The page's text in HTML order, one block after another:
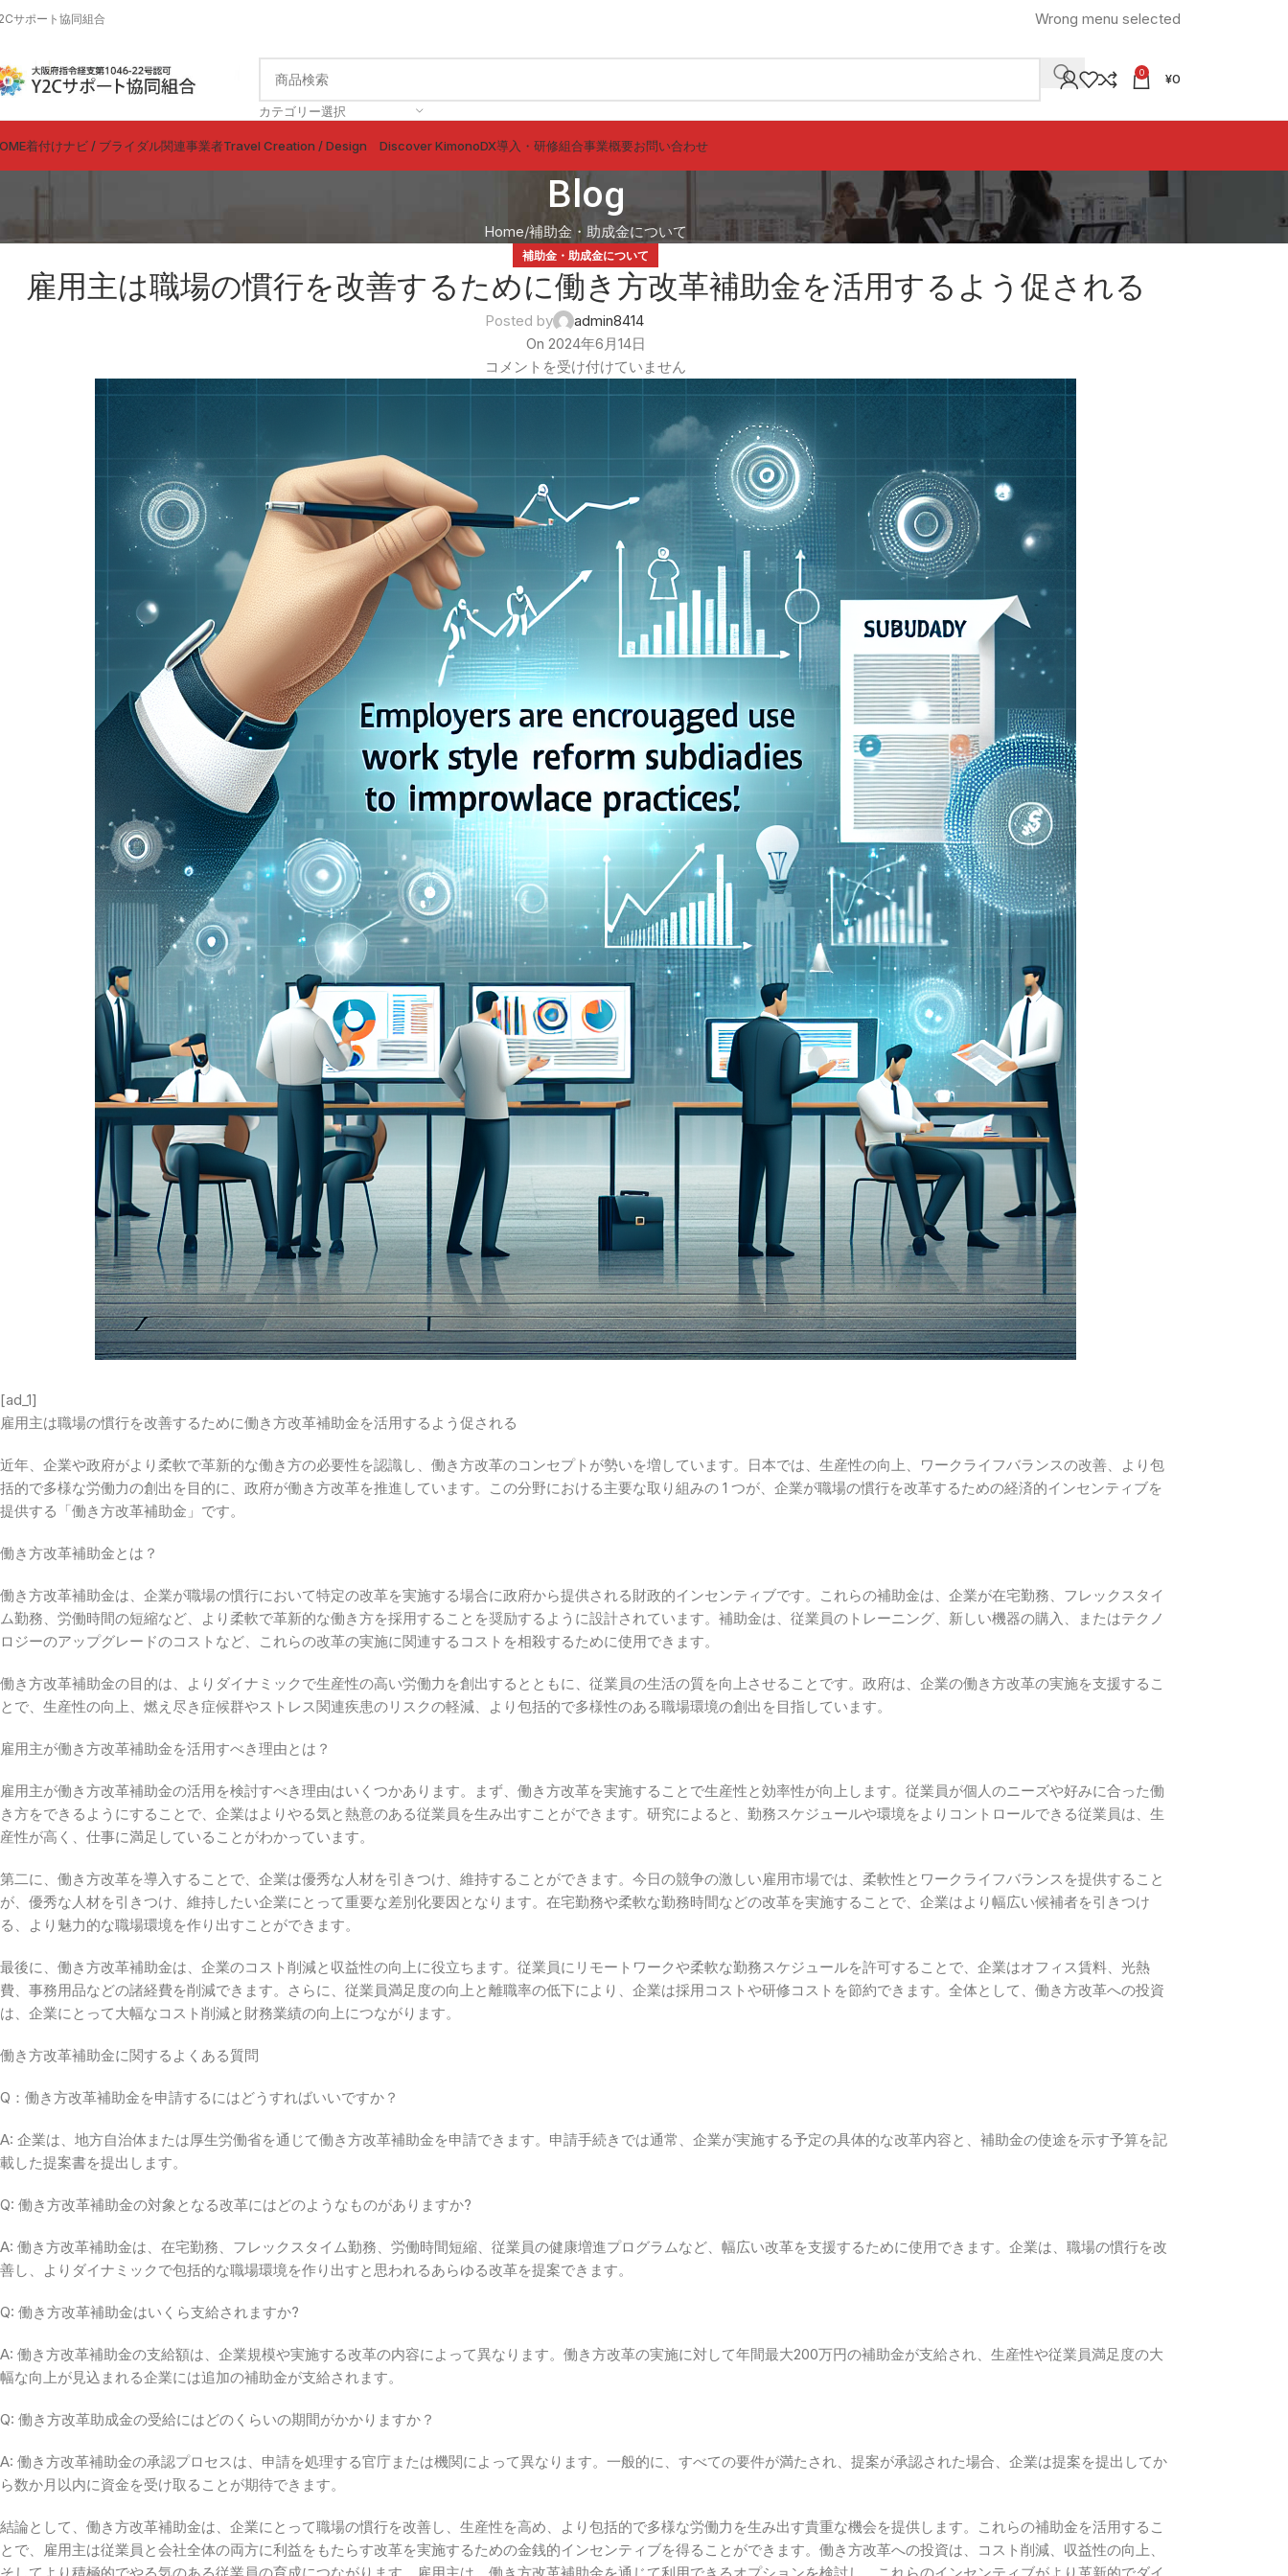
サポート協同組合 Wrong menu selected
カテゴリー選択
0 ¥0
着付けナビ / ブライダル関連事業者Travel Creation / Design Discover KimonoDX導入・研修組合事業概要お問い合わせ
Blog
Home 補助金・助成金について
補助金・助成金について
雇用主は職場の慣行を改善するために働き方改革補助金を活用するよう促される
Posted by
admin8414
On 2024年6月14日
コメントを受け付けていません
[ad_1]
雇用主は職場の慣行を改善するために働き方改革補助金を活用するよう促される
近年、企業や政府がより柔軟で革新的な働き方の必要性を認識し、働き方改革のコンセプトが勢いを増しています。日本では、生産性の向上、ワークライフバランスの改善、より包
括的で多様な労働力の創出を目的に、政府が働き方改革を推進しています。この分野における主要な取り組みの 1 つが、企業が職場の慣行を改革するための経済的インセンティブを
提供する「働き方改革補助金」です。
働き方改革補助金とは？
働き方改革補助金は、企業が職場の慣行において特定の改革を実施する場合に政府から提供される財政的インセンティブです。これらの補助金は、企業が在宅勤務、フレックスタイ
ム勤務、労働時間の短縮など、より柔軟で革新的な働き方を採用することを奨励するように設計されています。補助金は、従業員のトレーニング、新しい機器の購入、またはテクノ
ロジーのアップグレードのコストなど、これらの改革の実施に関連するコストを相殺するために使用できます。
働き方改革補助金の目的は、よりダイナミックで生産性の高い労働力を創出するとともに、従業員の生活の質を向上させることです。政府は、企業の働き方改革の実施を支援するこ
とで、生産性の向上、燃え尽き症候群やストレス関連疾患のリスクの軽減、より包括的で多様性のある職場環境の創出を目指しています。
雇用主が働き方改革補助金を活用すべき理由とは？
雇用主が働き方改革補助金の活用を検討すべき理由はいくつかあります。まず、働き方改革を実施することで生産性と効率性が向上します。従業員が個人のニーズや好みに合った働
き方をできるようにすることで、企業はよりやる気と熱意のある従業員を生み出すことができます。研究によると、勤務スケジュールや環境をよりコントロールできる従業員は、生
産性が高く、仕事に満足していることがわかっています。
第二に、働き方改革を導入することで、企業は優秀な人材を引きつけ、維持することができます。今日の競争の激しい雇用市場では、柔軟性とワークライフバランスを提供すること
が、優秀な人材を引きつけ、維持したい企業にとって重要な差別化要因となります。在宅勤務や柔軟な勤務時間などの改革を実施することで、企業はより幅広い候補者を引きつけ
る、より魅力的な職場環境を作り出すことができます。
最後に、働き方改革補助金は、企業のコスト削減と収益性の向上に役立ちます。従業員にリモートワークや柔軟な勤務スケジュールを許可することで、企業はオフィス賃料、光熱
費、事務用品などの諸経費を削減できます。さらに、従業員満足度の向上と離職率の低下により、企業は採用コストや研修コストを節約できます。全体として、働き方改革への投資
は、企業にとって大幅なコスト削減と財務業績の向上につながります。
働き方改革補助金に関するよくある質問
Q：働き方改革補助金を申請するにはどうすればいいですか？
A: 企業は、地方自治体または厚生労働省を通じて働き方改革補助金を申請できます。申請手続きでは通常、企業が実施する予定の具体的な改革内容と、補助金の使途を示す予算を記
載した提案書を提出します。
Q: 働き方改革補助金の対象となる改革にはどのようなものがありますか?
A: 働き方改革補助金は、在宅勤務、フレックスタイム勤務、労働時間短縮、従業員の健康増進プログラムなど、幅広い改革を支援するために使用できます。企業は、職場の慣行を改
善し、よりダイナミックで包括的な職場環境を作り出すと思われるあらゆる改革を提案できます。
Q: 働き方改革補助金はいくら支給されますか?
A: 働き方改革補助金の支給額は、企業規模や実施する改革の内容によって異なります。働き方改革の実施に対して年間最大200万円の補助金が支給され、生産性や従業員満足度の大
幅な向上が見込まれる企業には追加の補助金が支給されます。
Q: 働き方改革助成金の受給にはどのくらいの期間がかかりますか？
A: 働き方改革補助金の承認プロセスは、申請を処理する官庁または機関によって異なります。一般的に、すべての要件が満たされ、提案が承認された場合、企業は提案を提出してか
ら数か月以内に資金を受け取ることが期待できます。
結論として、働き方改革補助金は、企業にとって職場の慣行を改善し、生産性を高め、より包括的で多様な労働力を生み出す貴重な機会を提供します。これらの補助金を活用するこ
とで、雇用主は従業員と会社全体の両方に利益をもたらす改革を実施するための金銭的インセンティブを得ることができます。働き方改革への投資は、コスト削減、収益性の向上、